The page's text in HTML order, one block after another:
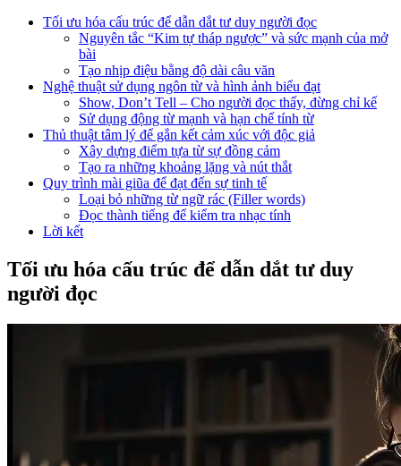
Tối ưu hóa cấu trúc để dẫn dắt tư duy người đọc
Nguyên tắc “Kim tự tháp ngược” và sức mạnh của mở
bài
Tạo nhịp điệu bằng độ dài câu văn
Nghệ thuật sử dụng ngôn từ và hình ảnh biểu đạt
Show, Don’t Tell – Cho người đọc thấy, đừng chỉ kể
Sử dụng động từ mạnh và hạn chế tính từ
Thủ thuật tâm lý để gắn kết cảm xúc với độc giả
Xây dựng điểm tựa từ sự đồng cảm
Tạo ra những khoảng lặng và nút thắt
Quy trình mài giũa để đạt đến sự tinh tế
Loại bỏ những từ ngữ rác (Filler words)
Đọc thành tiếng để kiểm tra nhạc tính
Lời kết
Tối ưu hóa cấu trúc để dẫn dắt tư duy
người đọc